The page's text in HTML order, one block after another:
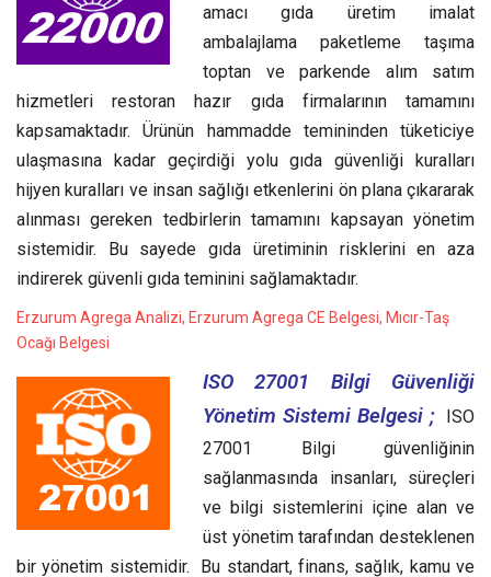
amacı gıda üretim imalat
ambalajlama paketleme taşıma
toptan ve parkende alım satım
hizmetleri restoran hazır gıda firmalarının tamamını
kapsamaktadır. Ürünün hammadde temininden tüketiciye
ulaşmasına kadar geçirdiği yolu gıda güvenliği kuralları
hijyen kuralları ve insan sağlığı etkenlerini ön plana çıkararak
alınması gereken tedbirlerin tamamını kapsayan yönetim
sistemidir. Bu sayede gıda üretiminin risklerini en aza
indirerek güvenli gıda teminini sağlamaktadır.
Erzurum Agrega Analizi, Erzurum Agrega CE Belgesi, Mıcır-Taş
Ocağı Belgesi
ISO 27001 Bilgi Güvenliği
Yönetim Sistemi Belgesi ;
ISO
27001 Bilgi güvenliğinin
sağlanmasında insanları, süreçleri
ve bilgi sistemlerini içine alan ve
üst yönetim tarafından desteklenen
bir yönetim sistemidir. Bu standart, finans, sağlık, kamu ve